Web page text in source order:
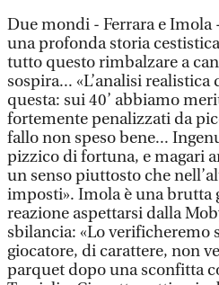
Due mondi - Ferrara e Imola
una profonda storia
tutto questo rimbalzare a
sospira... «L’analisi realistica
questa: sui 40’ abbiamo
fortemente penalizzati da
fallo non speso bene...
pizzico di fortuna, e magari
un senso piuttosto che
imposti». Imola è una brutta
reazione aspettarsi dalla
sbilancia: «Lo verificheremo
giocatore, di carattere, non
parquet dopo una sconfitta